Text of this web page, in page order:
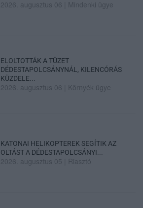
2026. augusztus 06 Mindenki ügye
ELOLTOTTÁK A TÜZET
DÉDESTAPOLCSÁNYNÁL, KILENCÓRÁS
KÜZDELE...
2026. augusztus 06 Környék ügye
KATONAI HELIKOPTEREK SEGÍTIK AZ
OLTÁST A DÉDESTAPOLCSÁNYI...
2026. augusztus 05 Riasztó